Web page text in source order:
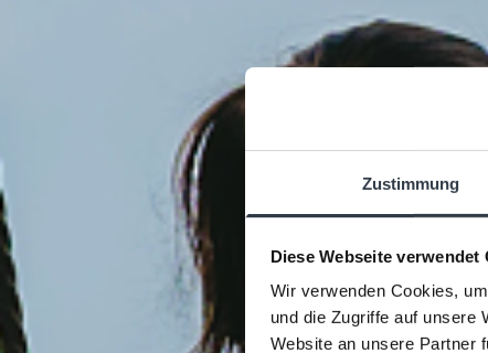
Zustimmung
Diese Webseite verwendet
Wir verwenden Cookies,
und die Zugriffe auf unsere
Website an unsere Partner